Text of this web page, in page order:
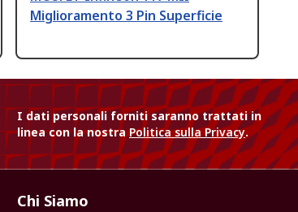
Miglioramento 3 Pin Superficie
I dati personali forniti saranno trattati in
linea con la nostraPolitica sulla Privacy.
Chi Siamo